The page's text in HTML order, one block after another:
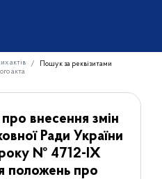
актів
Пошук за реквізитами
акта
внесення змін
Ради України
року № 4712-IX
положень про